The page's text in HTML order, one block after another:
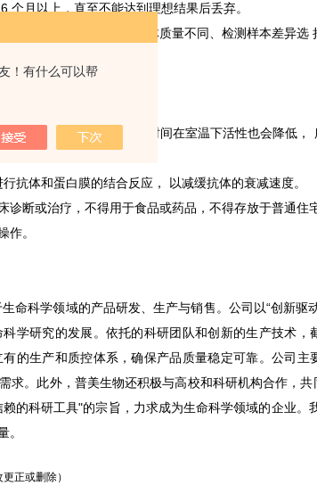
！有什么可以帮
月以上，直至不能达到理想结果后丢弃。
。具体孵育时间根据抗体质量不同、检测样本差异选
在稀释过抗体后抗体长时间在室温下活性也会降低，
抗体和蛋白膜的结合反应， 以减缓抗体的衰减速度。
诊断或治疗，不得用于食品或药品，不得存放于普通住
作。
命科学领域的产品研发、生产与销售。公司以“创新驱
学研究的发展。依托的科研团队和创新的生产技术，
的生产和质控体系，确保产品质量稳定可靠。公司主
求。此外，普美生物还积极与高校和科研机构合作，
的科研工具"的宗旨，力求成为生命科学领域的企业。
。
正或删除）